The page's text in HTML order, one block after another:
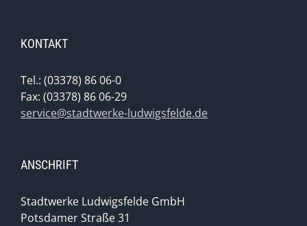
KONTAKT
Tel.: (03378) 86 06-0
Fax: (03378) 86 06-29
service@stadtwerke-ludwigsfelde.de
ANSCHRIFT
Stadtwerke Ludwigsfelde GmbH
Potsdamer Straße 31